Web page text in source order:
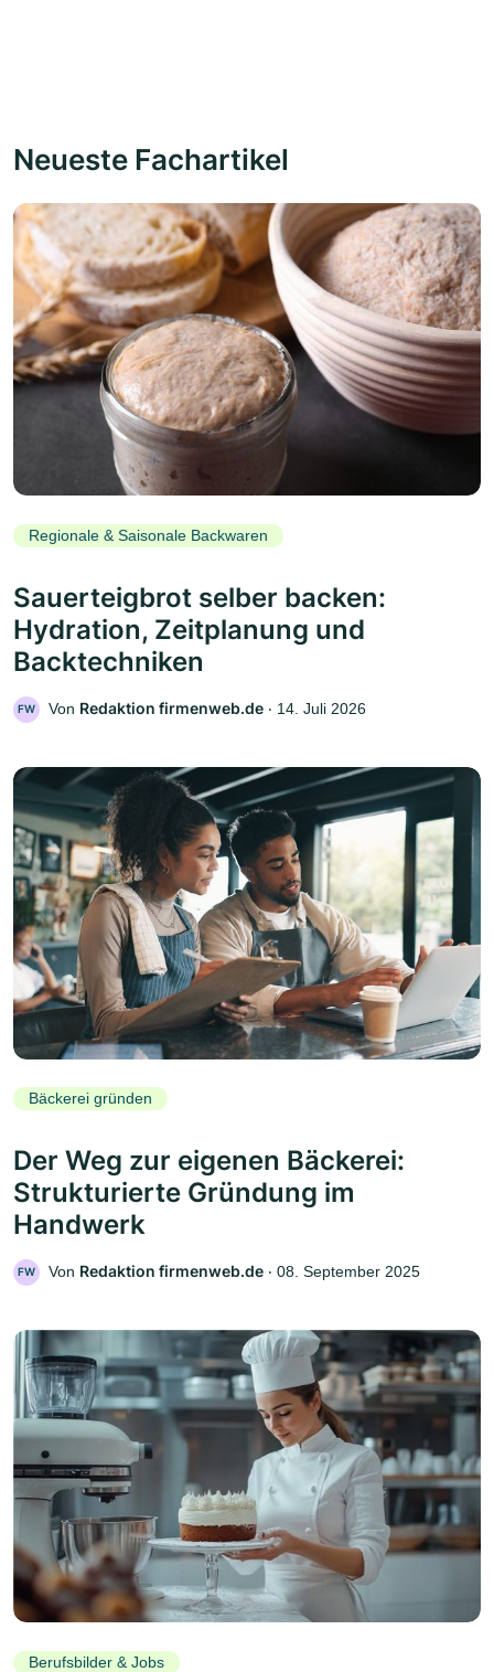
Neueste Fachartikel
Regionale & Saisonale Backwaren
Sauerteigbrot selber backen:
Hydration, Zeitplanung und
Backtechniken
FW Von Redaktion firmenweb.de ‧ 14. Juli 2026
Bäckerei gründen
Der Weg zur eigenen Bäckerei:
Strukturierte Gründung im
Handwerk
FW Von Redaktion firmenweb.de ‧ 08. September 2025
Berufsbilder & Jobs